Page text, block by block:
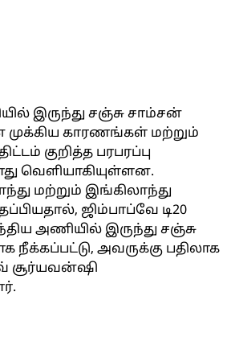
இருந்து சஞ்சு சாம்சன்
முக்கிய காரணங்கள் மற்றும்
குறித்த பரபரப்பு
வெளியாகியுள்ளன.
மற்றும் இங்கிலாந்து
ஜிம்பாப்வே டி20
அணியில் இருந்து சஞ்சு
நீக்கப்பட்டு, அவருக்கு பதிலாக
சூர்யவன்ஷி